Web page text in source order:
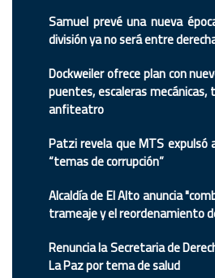
Samuel prevé una nueva
división ya no será entre
Dockweiler ofrece plan con
puentes, escaleras
anfiteatro
Patzi revela que MTS expulsó
“temas de corrupción”
Alcaldía de El Alto anuncia
trameaje y el reordenamiento
Renuncia la Secretaria de
La Paz por tema de salud